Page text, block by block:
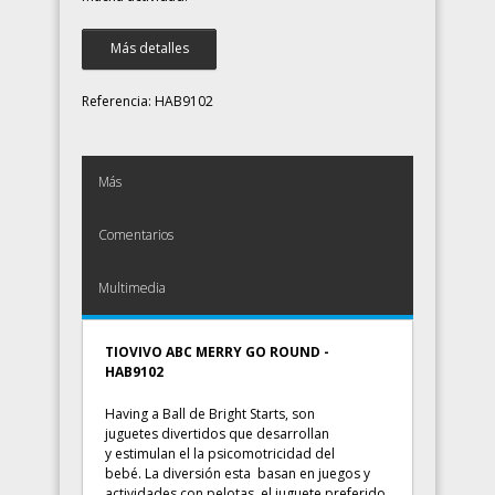
Más detalles
Referencia: HAB9102
Más
Comentarios
Multimedia
TIOVIVO ABC MERRY GO ROUND -
HAB9102
Having a Ball de Bright Starts, son
juguetes divertidos que desarrollan
y estimulan el la psicomotricidad del
bebé. La diversión esta basan en juegos y